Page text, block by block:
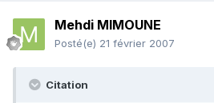
Mehdi MIMOUNE
Posté(e) 21 février 2007
Citation